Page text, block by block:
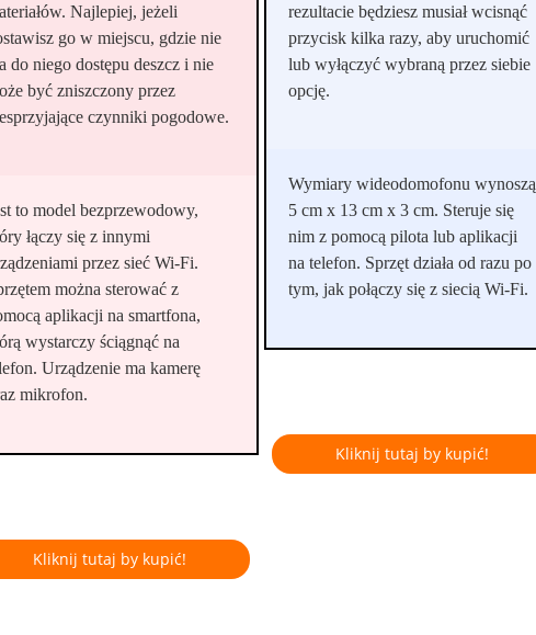
Najlepiej, jeżeli
go w miejscu, gdzie nie
do niego dostępu deszcz i nie
być zniszczony przez
czynniki pogodowe.
to model bezprzewodowy,
łączy się z innymi
przez sieć Wi-Fi.
można sterować z
aplikacji na smartfona,
wystarczy ściągnąć na
Urządzenie ma kamerę
mikrofon.
Kliknij tutaj by kupić!
rezultacie będziesz musiał wcisnąć
przycisk kilka razy, aby uruchomić
lub wyłączyć wybraną przez siebie
opcję.
Wymiary wideodomofonu wynoszą
5 cm x 13 cm x 3 cm. Steruje się
nim z pomocą pilota lub aplikacji
na telefon. Sprzęt działa od razu po
tym, jak połączy się z siecią Wi-Fi.
Kliknij tutaj by kupić!